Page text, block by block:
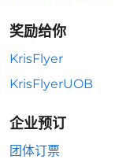
奖励给你
KrisFlyer
KrisFlyerUOB
企业预订
团体订票